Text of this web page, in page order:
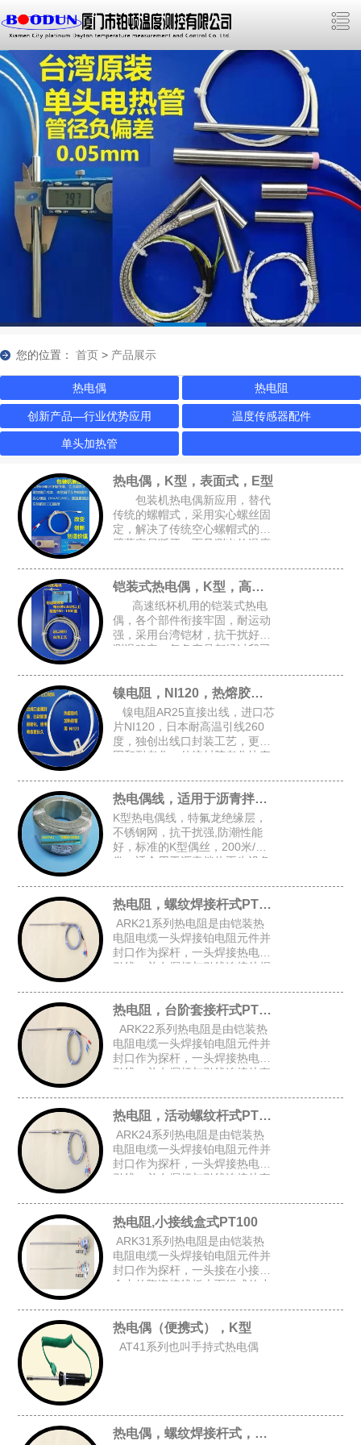
您的位置： 首页 > 产品展示
热电偶 热电阻
创新产品—行业优势应用 温度传感器配件
单头加热管
热电偶，K型，表面式，E型
包装机热电偶新应用，替代
传统的螺帽式，采用实心螺丝固
定，解决了传统空心螺帽式的牙
壁薄容易断牙，而且测出的温度
的锁孔，安装空间要求小，适合
包装设备的加热磨具，热封刀铠装式热电偶，K型，高速纸杯机K型偶
高速纸杯机用的铠装式热电
偶，各个部件衔接牢固，耐运动
强，采用台湾铠材，抗干扰好，
测温稳定，每条产品都经过我司
检测，确保每条产品都是完好的
才能出厂
镍电阻，NI120，热熔胶机胶管感温头
镍电阻AR25直接出线，进口芯
片NI120，日本耐高温引线260
度，独创出线口封装工艺，更牢
固和耐老化，传统封胶老化快寿
5*30，4*30
热电偶线，适用于沥青拌热再生设备
K型热电偶线，特氟龙绝缘层，
不锈钢网，抗干扰强,防潮性能
好，标准的K型偶丝，200米/
卷，适合用于沥青拌热再生设备
合
热电阻，螺纹焊接杆式PT100
ARK21系列热电阻是由铠装热
电阻电缆一头焊接铂电阻元件并
封口作为探杆，一头焊接热电阻
引线，并在探杆与引线连接处焊
纹焊接杆式铠装热电阻。
热电阻，台阶套接杆式PT100
ARK22系列热电阻是由铠装热
电阻电缆一头焊接铂电阻元件并
封口作为探杆，一头焊接热电阻
引线，并在探杆与引线连接处套
阶套接杆式铠装热电阻。
热电阻，活动螺纹杆式PT100
ARK24系列热电阻是由铠装热
电阻电缆一头焊接铂电阻元件并
封口作为探杆，一头焊接热电阻
引线，并在探杆与引线连接处套
上活动螺纹而组成的活动螺纹杆
式铠装热电阻。
热电阻,小接线盒式PT100
ARK31系列热电阻是由铠装热
电阻电缆一头焊接铂电阻元件并
封口作为探杆，一头接在小接线
盒内的陶瓷接线板上而组成的小
热电偶（便携式），K型
AT41系列也叫手持式热电偶
热电偶，螺纹焊接杆式，K型